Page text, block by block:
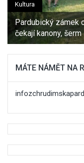
Kultura
Pardubický zámek
čekají kanony,
MÁTE NÁMĚT NA